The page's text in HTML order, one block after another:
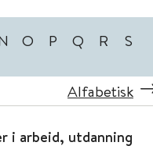
O P Q R S
Alfabetisk
i arbeid, utdanning